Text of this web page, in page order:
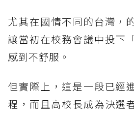
尤其在國情不同的台灣，
讓當初在校務會議中投下
感到不舒服。
但實際上，這是一段已經
程，而且高校長成為決選